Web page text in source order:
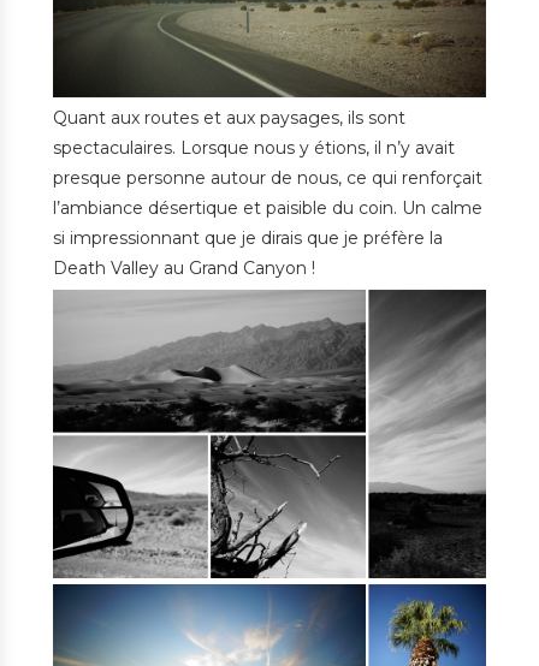
Quant aux routes et aux paysages, ils sont
spectaculaires. Lorsque nous y étions, il n’y avait
presque personne autour de nous, ce qui renforçait
l’ambiance désertique et paisible du coin. Un calme
si impressionnant que je dirais que je préfère la
Death Valley au Grand Canyon !